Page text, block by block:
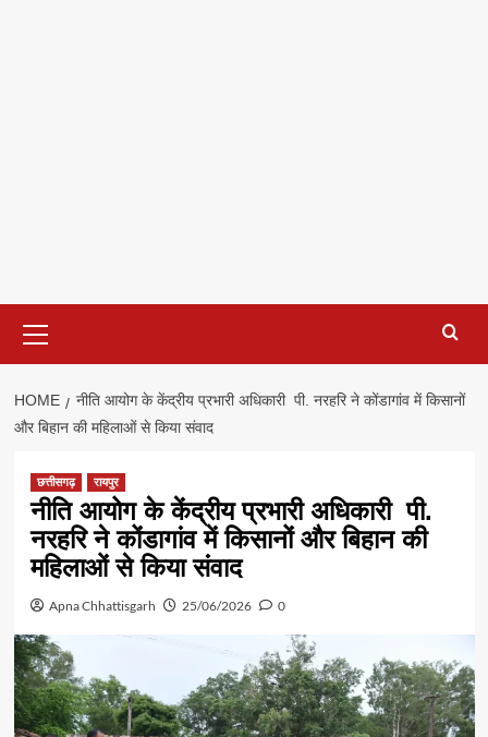
Menu
HOME
नीति आयोग के केंद्रीय प्रभारी अधिकारी पी. नरहरि ने कोंडागांव में किसानों
और बिहान की महिलाओं से किया संवाद
छत्तीसगढ़ रायपुर
नीति आयोग के केंद्रीय प्रभारी अधिकारी पी.
नरहरि ने कोंडागांव में किसानों और बिहान की
महिलाओं से किया संवाद
Apna Chhattisgarh 25/06/2026 0